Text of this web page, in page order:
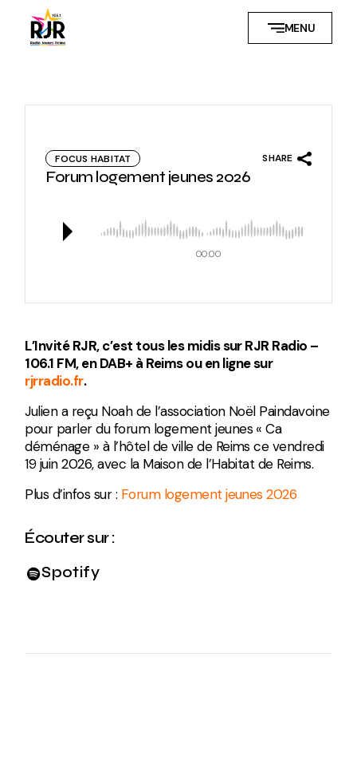
content
MENU
FOCUS HABITAT
Forum logement jeunes 2026
SHARE
00:00
L’Invité RJR, c’est tous les midis sur RJR Radio –
106.1 FM, en DAB+ à Reims ou en ligne sur
rjrradio.fr.
Julien a reçu Noah de l’association Noël Paindavoine
pour parler du forum logement jeunes « Ca
déménage » à l’hôtel de ville de Reims ce vendredi
19 juin 2026, avec la Maison de l’Habitat de Reims.
Plus d’infos sur : Forum logement jeunes 2026
Écouter sur :
Spotify